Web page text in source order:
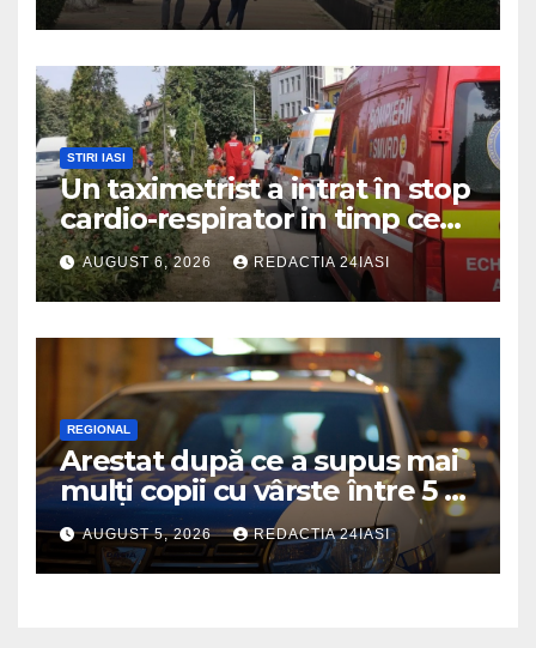
STIRI IASI
Un taximetrist a intrat în stop
cardio-respirator in timp ce
se afla la volan
AUGUST 6, 2026 REDACTIA 24IASI
REGIONAL
Arestat după ce a supus mai
mulți copii cu vârste între 5 și
16 ani unor orori de
neimaginat
AUGUST 5, 2026 REDACTIA 24IASI